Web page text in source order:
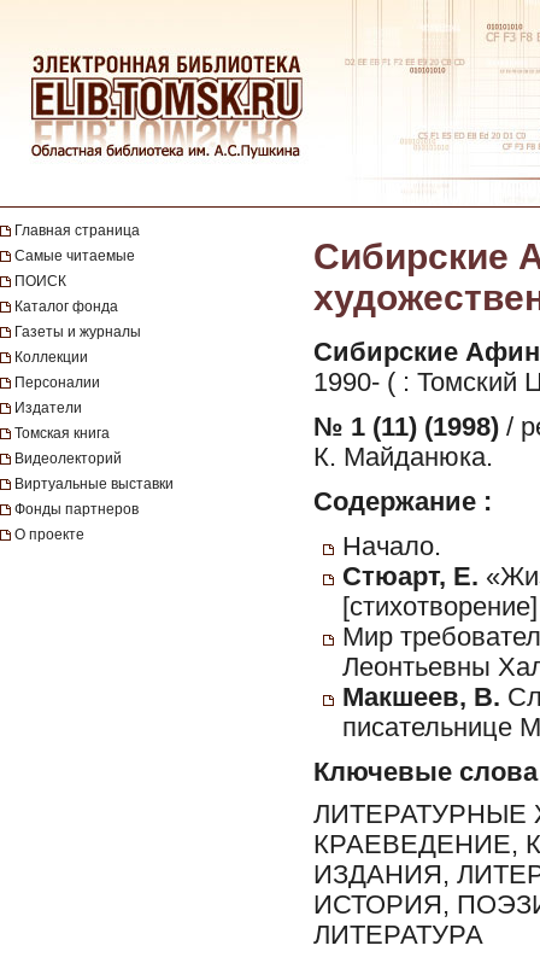
Главная страница
Самые читаемые
ПОИСК
Каталог фонда
Газеты и журналы
Коллекции
Персоналии
Издатели
Томская книга
Видеолекторий
Виртуальные выставки
Фонды партнеров
О проекте
Сибирские
Сибирские
1990- ( : Томский
№ 1 (11) (1998) /
К. Майданюка.
Содержание :
Начало.
Стюарт, Е.
Мир
Леонтьевны
Макшеев, В.
писательнице
Ключевые слова
ЛИТЕРАТУРНЫЕ
КРАЕВЕДЕНИЕ,
ИЗДАНИЯ,
ИСТОРИЯ,
ЛИТЕРАТУРА